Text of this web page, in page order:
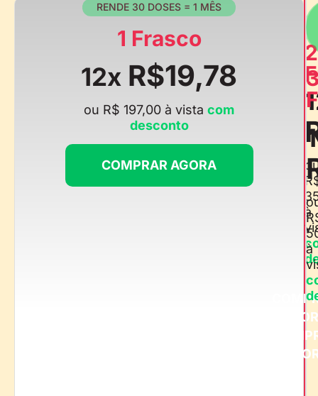
RENDE 30 DOSES = 1 MÊS
1 Frasco
12x R$19,78
ou R$ 197,00 à vista com
desconto
COMPRAR AGORA
2
à
à